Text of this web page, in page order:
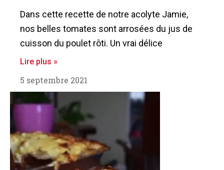
Dans cette recette de notre acolyte Jamie,
nos belles tomates sont arrosées du jus de
cuisson du poulet rôti. Un vrai délice
Lire plus »
5 septembre 2021